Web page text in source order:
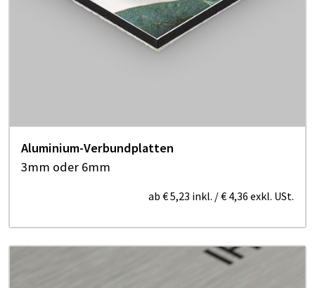
Aluminium-Verbundplatten
3mm oder 6mm
ab € 5,23 inkl. /€ 4,36 exkl. USt.